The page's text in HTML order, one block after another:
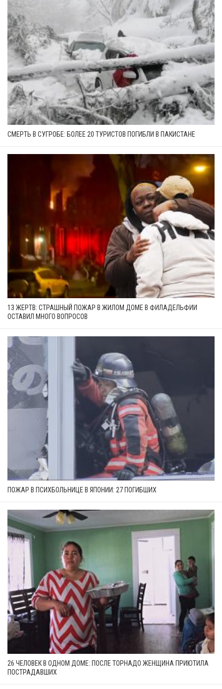
СМЕРТЬ В СУГРОБЕ: БОЛЕЕ 20 ТУРИСТОВ ПОГИБЛИ В ПАКИСТАНЕ
13 ЖЕРТВ: СТРАШНЫЙ ПОЖАР В ЖИЛОМ ДОМЕ В ФИЛАДЕЛЬФИИ
ОСТАВИЛ МНОГО ВОПРОСОВ
ПОЖАР В ПСИХБОЛЬНИЦЕ В ЯПОНИИ: 27 ПОГИБШИХ
26 ЧЕЛОВЕК В ОДНОМ ДОМЕ: ПОСЛЕ ТОРНАДО ЖЕНЩИНА ПРИЮТИЛА
ПОСТРАДАВШИХ